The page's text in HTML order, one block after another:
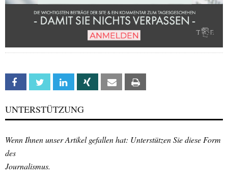
Facebook Twitter Linkedin Xing Email
UNTERSTÜTZUNG
Wenn Ihnen unser Artikel gefallen hat: Unterstützen Sie diese Form
des
Journalismus.